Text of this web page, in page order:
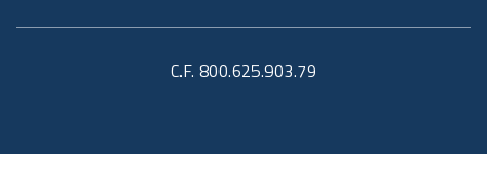
C.F. 800.625.903.79